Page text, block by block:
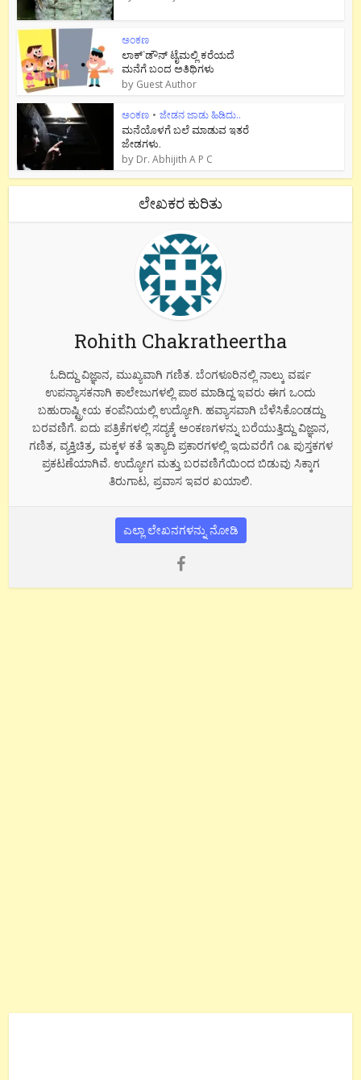
ಅಂಕಣ
ಲಾಕ್`ಡೌನ್ ಟೈಮಲ್ಲಿ ಕರೆಯದೆ
ಮನೆಗೆ ಬಂದ ಅತಿಥಿಗಳು
by Guest Author
ಅಂಕಣ • ಜೇಡನ ಜಾಡು ಹಿಡಿದು..
ಮನೆಯೊಳಗೆ ಬಲೆ ಮಾಡುವ ಇತರೆ
ಜೇಡಗಳು.
by Dr. Abhijith A P C
ಲೇಖಕರ ಕುರಿತು
Rohith Chakratheertha
ಓದಿದ್ದು ವಿಜ್ಞಾನ, ಮುಖ್ಯವಾಗಿ ಗಣಿತ. ಬೆಂಗಳೂರಿನಲ್ಲಿ ನಾಲ್ಕು ವರ್ಷ
ಉಪನ್ಯಾಸಕನಾಗಿ ಕಾಲೇಜುಗಳಲ್ಲಿ ಪಾಠ ಮಾಡಿದ್ದ ಇವರು ಈಗ ಒಂದು
ಬಹುರಾಷ್ಟ್ರೀಯ ಕಂಪೆನಿಯಲ್ಲಿ ಉದ್ಯೋಗಿ. ಹವ್ಯಾಸವಾಗಿ ಬೆಳೆಸಿಕೊಂಡದ್ದು
ಬರವಣಿಗೆ. ಐದು ಪತ್ರಿಕೆಗಳಲ್ಲಿ ಸದ್ಯಕ್ಕೆ ಅಂಕಣಗಳನ್ನು ಬರೆಯುತ್ತಿದ್ದು ವಿಜ್ಞಾನ,
ಗಣಿತ, ವ್ಯಕ್ತಿಚಿತ್ರ, ಮಕ್ಕಳ ಕತೆ ಇತ್ಯಾದಿ ಪ್ರಕಾರಗಳಲ್ಲಿ ಇದುವರೆಗೆ ೧೩ ಪುಸ್ತಕಗಳ
ಪ್ರಕಟಣೆಯಾಗಿವೆ. ಉದ್ಯೋಗ ಮತ್ತು ಬರವಣಿಗೆಯಿಂದ ಬಿಡುವು ಸಿಕ್ಕಾಗ
ತಿರುಗಾಟ, ಪ್ರವಾಸ ಇವರ ಖಯಾಲಿ.
ಎಲ್ಲಾ ಲೇಖನಗಳನ್ನು ನೋಡಿ